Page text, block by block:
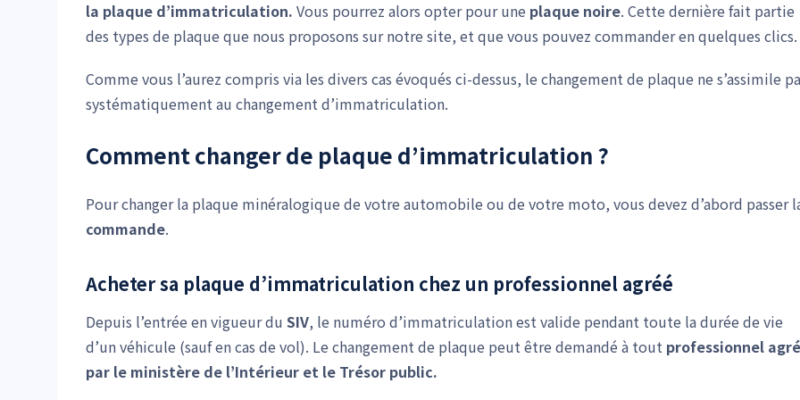
la plaque d’immatriculation. Vous pourrez alors opter pour une plaque noire. Cette dernière fait partie
des types de plaque que nous proposons sur notre site, et que vous pouvez commander en quelques clics.
Comme vous l’aurez compris via les divers cas évoqués ci-dessus, le changement de plaque ne s’assimile
systématiquement au changement d’immatriculation.
Comment changer de plaque d’immatriculation ?
Pour changer la plaque minéralogique de votre automobile ou de votre moto, vous devez d’abord passer
commande.
Acheter sa plaque d’immatriculation chez un professionnel agréé
Depuis l’entrée en vigueur du SIV, le numéro d’immatriculation est valide pendant toute la durée de vie
d’un véhicule (sauf en cas de vol). Le changement de plaque peut être demandé à tout professionnel
par le ministère de l’Intérieur et le Trésor public.